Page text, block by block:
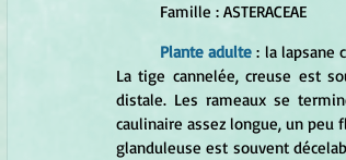
	Famille : ASTERACEAE
Plante adulte : la lapsane
La tige cannelée, creuse est
distale. Les rameaux se
caulinaire assez longue, un
glanduleuse est souvent